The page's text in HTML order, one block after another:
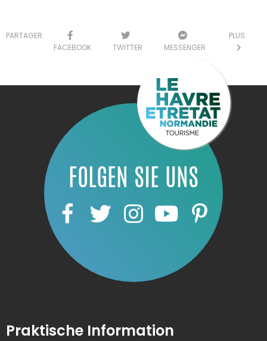
PARTAGER:
FACEBOOK
TWITTER MESSENGER
PLUS
FOLGEN SIE UNS
Praktische Information